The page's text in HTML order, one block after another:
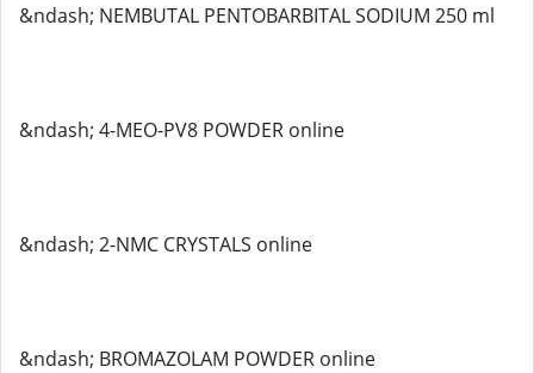
&ndash; NEMBUTAL PENTOBARBITAL SODIUM 250 ml
&ndash; 4-MEO-PV8 POWDER online
&ndash; 2-NMC CRYSTALS online
&ndash; BROMAZOLAM POWDER online